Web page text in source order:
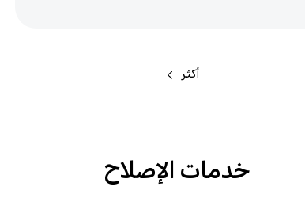
أكثر
خدمات الإصلاح